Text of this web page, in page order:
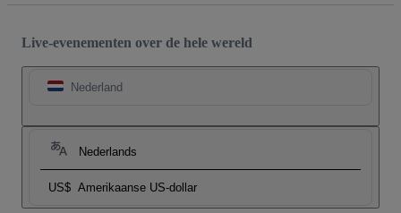
Live-evenementen over de hele wereld
Nederland
Nederlands
US$ Amerikaanse US-dollar